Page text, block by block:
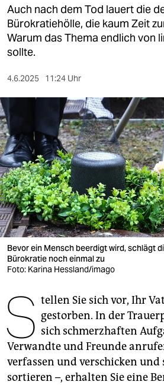
kultur
sport
berlin
nord
wahrheit
verlag
verlag
veranstaltungen
shop
fragen & hilfe
unterstützen
genossenschaft
epaper login
Auch nach dem Tod lauert die
Bürokratiehölle, die kaum Zeit
Warum das Thema endlich von
sollte.
4.6.2025 11:24 Uhr
Bevor ein Mensch beerdigt wird, schlägt
Bürokratie noch einmal zu
Foto: Karina Hessland/imago
S tellen Sie sich vor, Ihr
gestorben. In der
sich schmerzhaften
Verwandte und Freunde
verfassen und verschicken und
sortieren –, erhalten Sie eine